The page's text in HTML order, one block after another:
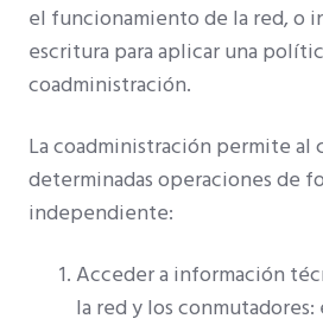
el funcionamiento de la red, o
escritura para aplicar una
coadministración.
La coadministración permite al
determinadas operaciones de
independiente:
Acceder a información
la red y los conmutadores: